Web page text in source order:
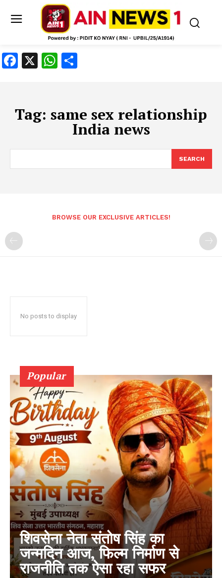
Facebook
X WhatsApp
Tag: same sex relationship
India news
SEARCH
BROWSE OUR EXCLUSIVE ARTICLES!
No posts to display
Popular
शिवसेना नेता संतोष सिंह का
जन्मदिन आज, फिल्म निर्माण से
राजनीति तक ऐसा रहा सफर